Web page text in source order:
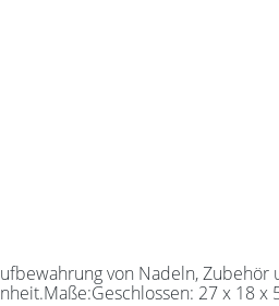
von Nadeln,
27 x 18